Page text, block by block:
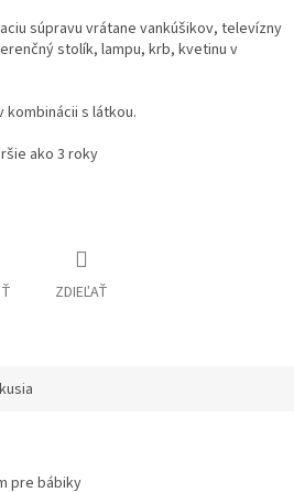
súpravu vrátane vankúšikov, televízny
stolík, lampu, krb, kvetinu v
s látkou.
ako 3 roky
ZDIEĽAŤ
pre bábiky